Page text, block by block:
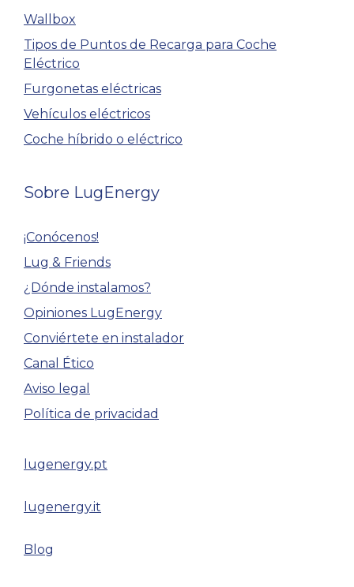
Wallbox
Tipos de Puntos de Recarga para Coche
Eléctrico
Furgonetas eléctricas
Vehículos eléctricos
Coche híbrido o eléctrico
Sobre LugEnergy
¡Conócenos!
Lug & Friends
¿Dónde instalamos?
Opiniones LugEnergy
Conviértete en instalador
Canal Ético
Aviso legal
Política de privacidad
lugenergy.pt
lugenergy.it
Blog